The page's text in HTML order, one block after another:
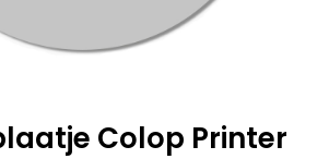
Colop Printer